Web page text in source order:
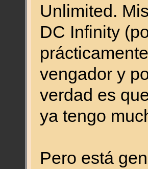
Unlimited.
DC Infinity
vengador y
verdad es
ya tengo
Pero está